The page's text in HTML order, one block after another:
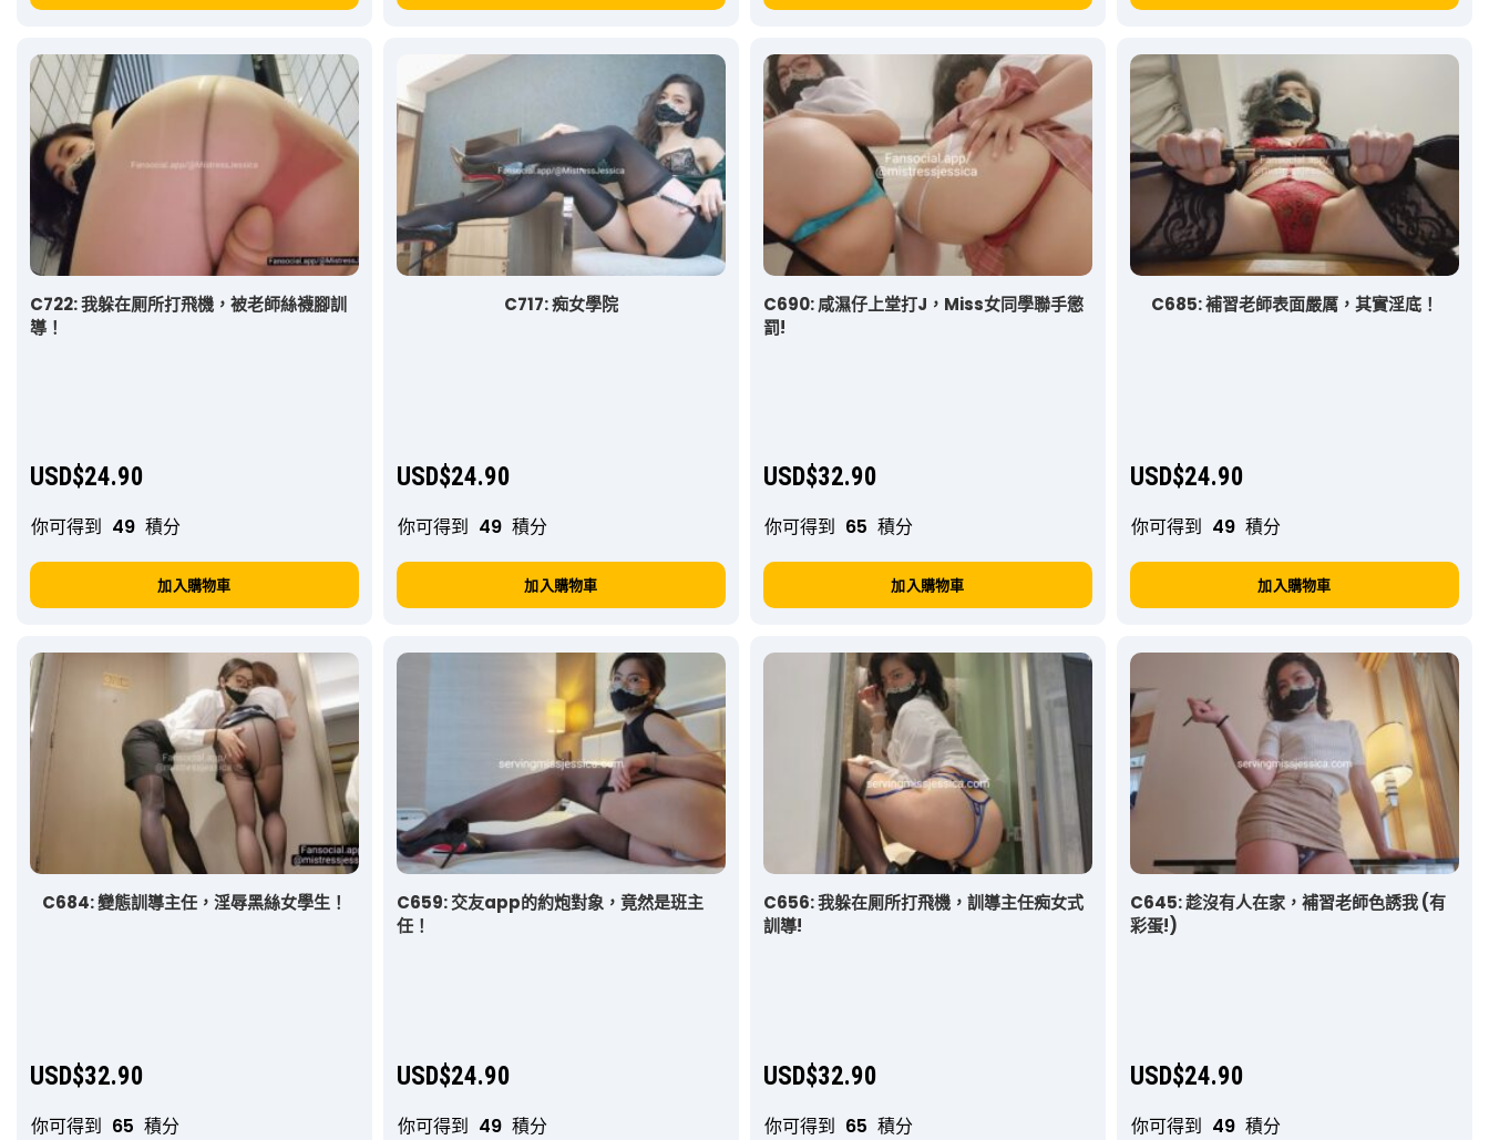
C722: 我躲在厠所打飛機，被老師絲襪腳訓
導！
USD$24.90
你可得到 49 積分
加入購物車
C717: 痴女學院
USD$24.90
你可得到 49 積分
加入購物車
C690: 咸濕仔上堂打J，Miss女同學聯手懲
罰!
USD$32.90
你可得到 65 積分
加入購物車
C685: 補習老師表面嚴厲，其實淫底！
USD$24.90
你可得到 49 積分
加入購物車
C684: 變態訓導主任，淫辱黑絲女學生！
USD$32.90
你可得到 65 積分
C659: 交友app的約炮對象，竟然是班主
任！
USD$24.90
你可得到 49 積分
C656: 我躲在厠所打飛機，訓導主任痴女式
訓導!
USD$32.90
你可得到 65 積分
C645: 趁沒有人在家，補習老師色誘我 (有
彩蛋!)
USD$24.90
你可得到 49 積分